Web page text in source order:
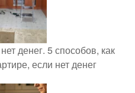
денег. 5 способов, как
если нет денег